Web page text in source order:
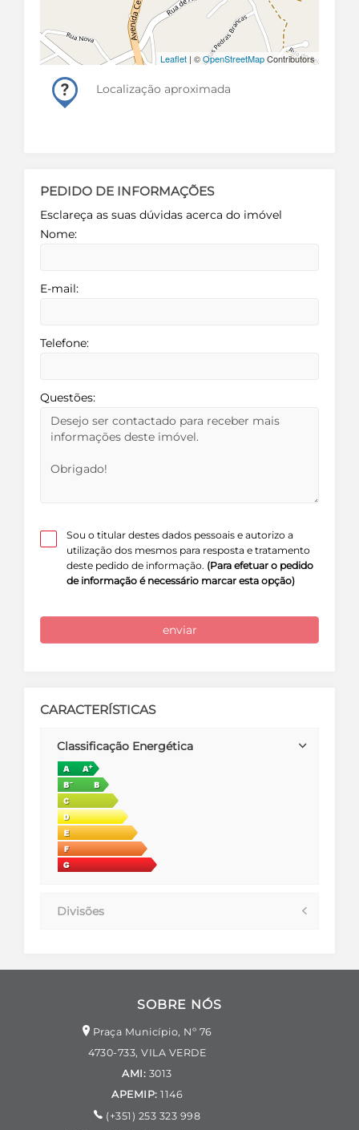
Leaflet | ©OpenStreetMapContributors
Localização aproximada
PEDIDO DE INFORMAÇÕES
Esclareça as suas dúvidas acerca do imóvel
Nome:
E-mail:
Telefone:
Questões:
Sou o titular destes dados pessoais e autorizo a
utilização dos mesmos para resposta e tratamento
deste pedido de informação. (Para efetuar o pedido
de informação é necessário marcar esta opção)
enviar
CARACTERÍSTICAS
Classificação Energética
Divisões
SOBRE NÓS
Praça Município, Nº 76
4730-733, VILA VERDE
AMI: 3013
APEMIP: 1146
(+351) 253 323 998